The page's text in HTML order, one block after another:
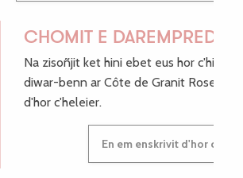
CHOMIT E DAREMPRED !
Na zisoñjit ket hini ebet eus hor
diwar-benn ar Côte de Granit Rose,
d'hor c'heleier.
En em enskrivit d'hor